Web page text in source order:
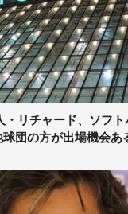
・リチャード、ソフ
団の方が出場機会あ